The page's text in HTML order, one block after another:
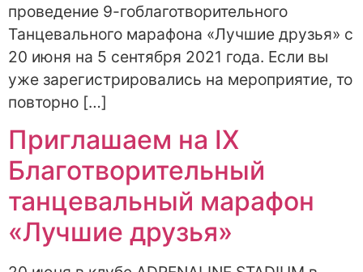
проведение 9-гоблаготворительного
Танцевального марафона «Лучшие друзья» с
20 июня на 5 сентября 2021 года. Если вы
уже зарегистрировались на мероприятие, то
повторно […]
Приглашаем на IX
Благотворительный
танцевальный марафон
«Лучшие друзья»